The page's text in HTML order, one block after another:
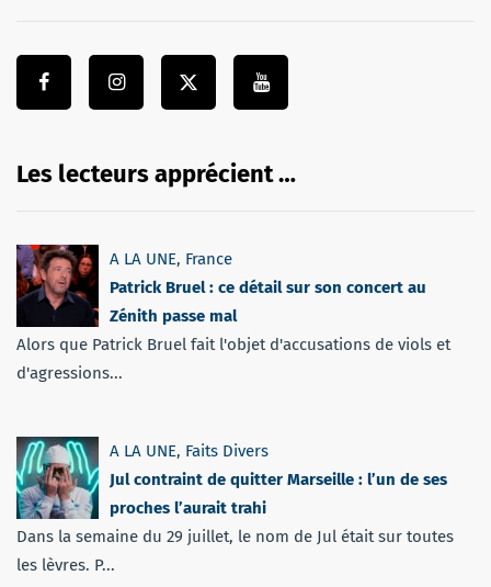
Les lecteurs apprécient …
A LA UNE, France
Patrick Bruel : ce détail sur son concert au
Zénith passe mal
Alors que Patrick Bruel fait l'objet d'accusations de viols et
d'agressions...
A LA UNE, Faits Divers
Jul contraint de quitter Marseille : l’un de ses
proches l’aurait trahi
Dans la semaine du 29 juillet, le nom de Jul était sur toutes
les lèvres. P...